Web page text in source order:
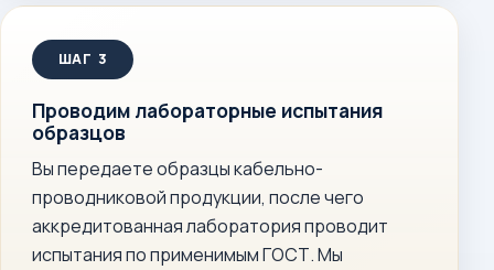
Проводим лабораторные испытания
образцов
Вы передаете образцы кабельно-
проводниковой продукции, после чего
аккредитованная лаборатория проводит
испытания по применимым ГОСТ. Мы